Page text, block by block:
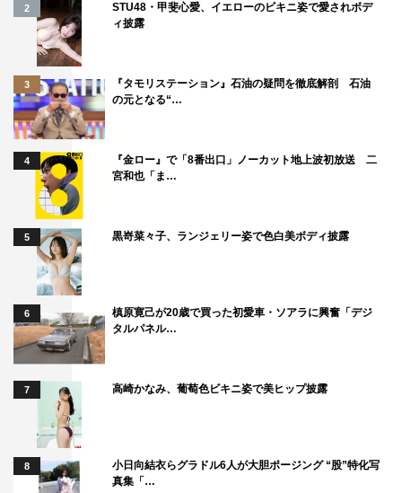
2
STU48・甲斐心愛、イエローのビキニ姿で愛されボデ
ィ披露
3
『タモリステーション』石油の疑問を徹底解剖 石油
の元となる“…
4
『金ロー』で「8番出口」ノーカット地上波初放送 二
宮和也「ま…
5 黒嵜菜々子、ランジェリー姿で色白美ボディ披露
6
槙原寛己が20歳で買った初愛車・ソアラに興奮「デジ
タルパネル…
7 高崎かなみ、葡萄色ビキニ姿で美ヒップ披露
8
小日向結衣らグラドル6人が大胆ポージング “股”特化写
真集「…